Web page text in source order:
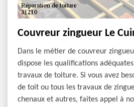
Couvreur zingueur Le
Dans le métier de couvreur
dispose les qualifications
travaux de toiture. Si vous avez
de toit ou tous les travaux de
chenaux et autres, faites appel à